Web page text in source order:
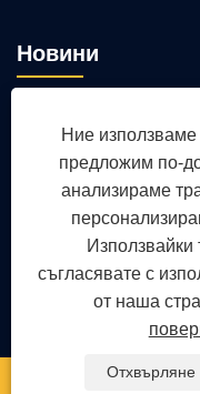
Новини
Свържете се с
Sitemap
Авторско
Machinery
Ние използваме
предложим по-
анализираме
Използвайки
съгласявате с
от наша
Отхвърляне